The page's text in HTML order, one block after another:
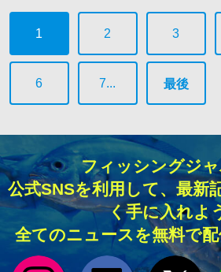
1 2 3
6 7... 最後
フィッシングジ
公式SNSを利用して、最新
く手に入れよ
全てのニュースを無料で配